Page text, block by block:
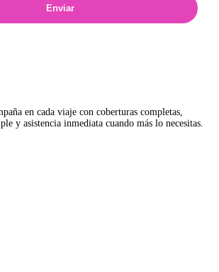
Enviar
en cada viaje con coberturas completas,
y asistencia inmediata cuando más lo necesitas.